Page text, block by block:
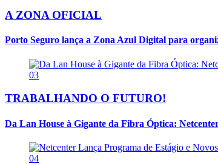
A ZONA OFICIAL
Porto Seguro lança a Zona Azul Digital para
03
TRABALHANDO O FUTURO!
Da Lan House à Gigante da Fibra Óptica:
04